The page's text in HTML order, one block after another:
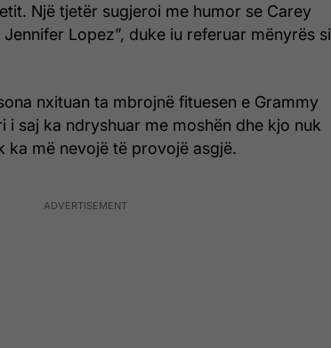
Një tjetër sugjeroi me humor se Carey
Lopez”, duke iu referuar mënyrës si
nxituan ta mbrojnë fituesen e Grammy
i saj ka ndryshuar me moshën dhe kjo nuk
ka më nevojë të provojë asgjë.